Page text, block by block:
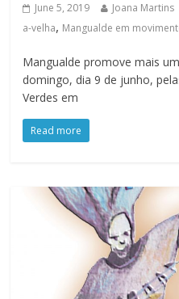
June 5, 2019 Joana Martins
a-velha, Mangualde em
Mangualde promove mais
domingo, dia 9 de junho,
Verdes em
Read more